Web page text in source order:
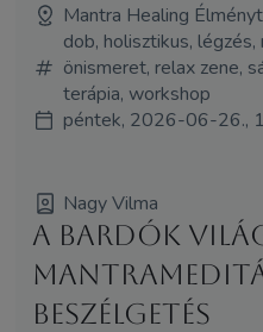
Mantra Healing
dob, holisztikus,
önismeret, relax zene,
terápia, workshop
péntek, 2026-06-26.,
Nagy Vilma
A Bardók
beszélgetés